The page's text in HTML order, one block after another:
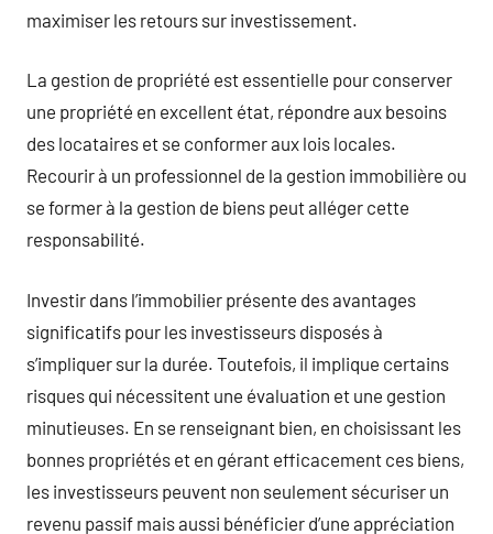
maximiser les retours sur investissement.
La gestion de propriété est essentielle pour conserver
une propriété en excellent état, répondre aux besoins
des locataires et se conformer aux lois locales.
Recourir à un professionnel de la gestion immobilière ou
se former à la gestion de biens peut alléger cette
responsabilité.
Investir dans l’immobilier présente des avantages
significatifs pour les investisseurs disposés à
s’impliquer sur la durée. Toutefois, il implique certains
risques qui nécessitent une évaluation et une gestion
minutieuses. En se renseignant bien, en choisissant les
bonnes propriétés et en gérant efficacement ces biens,
les investisseurs peuvent non seulement sécuriser un
revenu passif mais aussi bénéficier d’une appréciation